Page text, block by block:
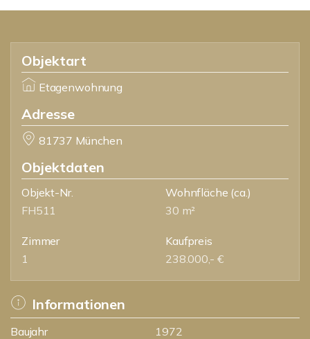
Objektart
Etagenwohnung
Adresse
81737 München
Objektdaten
Objekt-Nr.
FH511
Wohnfläche (ca.)
30 m²
Zimmer
1
Kaufpreis
238.000,- €
Informationen
Baujahr 1972